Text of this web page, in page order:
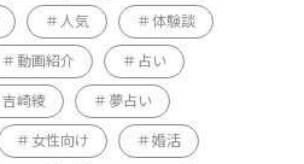
人気 体験談
動画紹介 占い
吉崎綾 夢占い
女性向け 婚活